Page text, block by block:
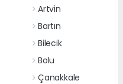
Artvin
Bartın
Bilecik
Bolu
Çanakkale